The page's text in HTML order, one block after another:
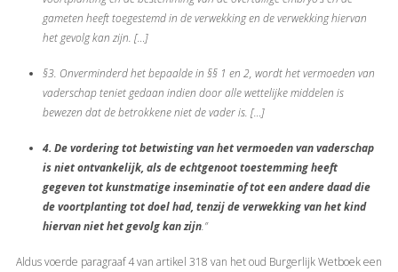
gameten heeft toegestemd in de verwekking en de verwekking hiervan
het gevolg kan zijn. […]
§3. Onverminderd het bepaalde in §§ 1 en 2, wordt het vermoeden van
vaderschap teniet gedaan indien door alle wettelijke middelen is
bewezen dat de betrokkene niet de vader is. […]
4. De vordering tot betwisting van het vermoeden van vaderschap
is niet ontvankelijk, als de echtgenoot toestemming heeft
gegeven tot kunstmatige inseminatie of tot een andere daad die
de voortplanting tot doel had, tenzij de verwekking van het kind
hiervan niet het gevolg kan zijn.”
Aldus voerde paragraaf 4 van artikel 318 van het oud Burgerlijk Wetboek een